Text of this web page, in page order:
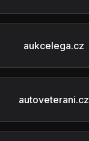
aukcelega.cz
autoveterani.cz